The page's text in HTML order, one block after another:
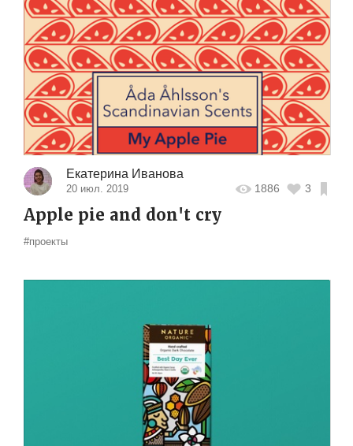
Екатерина Иванова
20 июл. 2019 1886 3
Apple pie and don't cry
#проекты